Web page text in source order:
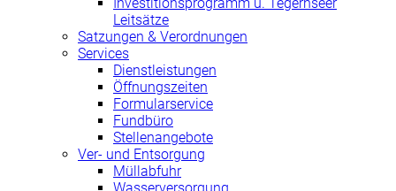
Leitsätze
Satzungen & Verordnungen
Services
Dienstleistungen
Öffnungszeiten
Formularservice
Fundbüro
Stellenangebote
Ver- und Entsorgung
Müllabfuhr